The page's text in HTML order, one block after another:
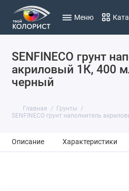
Меню
SENFINECO грунт
акриловый 1К, 400
черный
Главная
Грунты
SENFINECO грунт наполнитель
Описание Характеристики